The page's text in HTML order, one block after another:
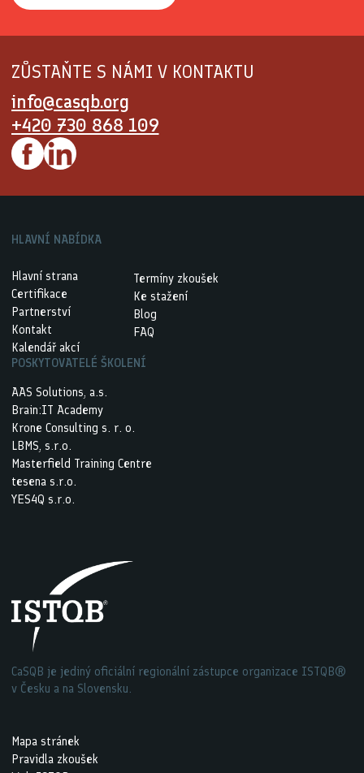
ZŮSTAŇTE S NÁMI V KONTAKTU
info@casqb.org
+420 730 868 109
HLAVNÍ NABÍDKA
Hlavní strana
Certifikace
Partnerství
Kontakt
Kalendář akcí
Termíny zkoušek
Ke stažení
Blog
FAQ
POSKYTOVATELÉ ŠKOLENÍ
AAS Solutions, a.s.
Brain:IT Academy
Krone Consulting s. r. o.
LBMS, s.r.o.
Masterfield Training Centre
tesena s.r.o.
YES4Q s.r.o.
CaSQB je jediný oficiální regionální zástupce organizace ISTQB®
v Česku a na Slovensku.
Mapa stránek
Pravidla zkoušek